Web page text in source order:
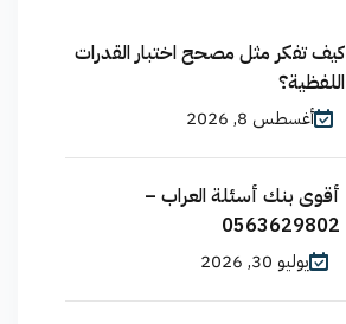
كيف تفكر مثل مصحح اختبار القدرات
اللفظية؟
أغسطس 8, 2026
أقوى بنك أسئلة العراب –
0563629802
يوليو 30, 2026